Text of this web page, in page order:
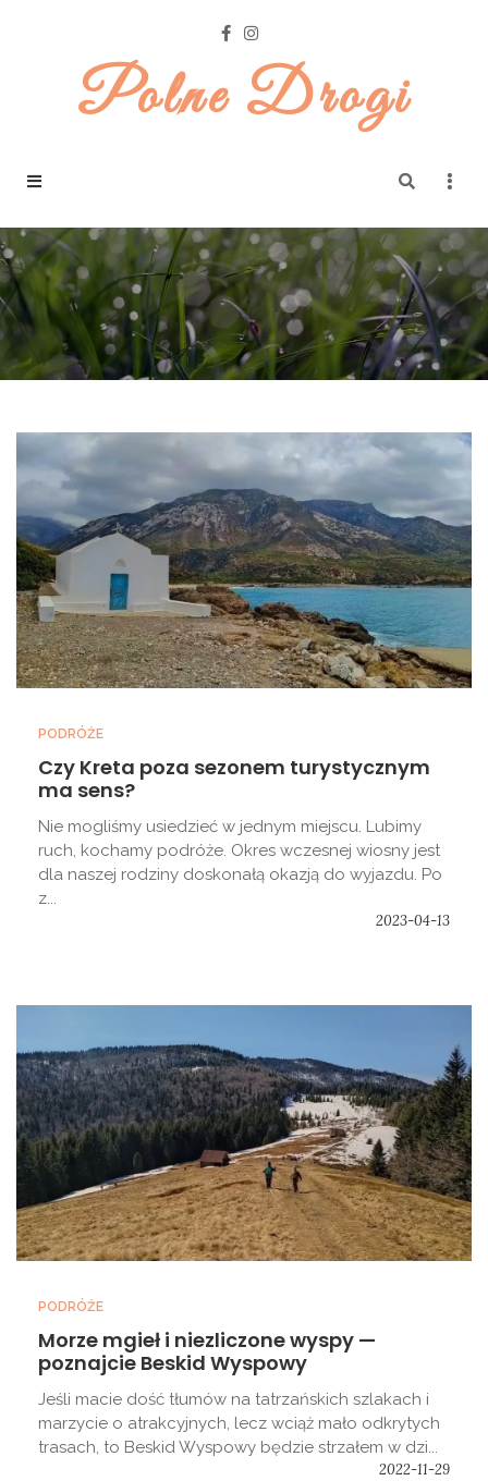
Polne Drogi
PODRÓŻE
Czy Kreta poza sezonem turystycznym
ma sens?
Nie mogliśmy usiedzieć w jednym miejscu. Lubimy
ruch, kochamy podróże. Okres wczesnej wiosny jest
dla naszej rodziny doskonałą okazją do wyjazdu. Po
z...
2023-04-13
PODRÓŻE
Morze mgieł i niezliczone wyspy —
poznajcie Beskid Wyspowy
Jeśli macie dość tłumów na tatrzańskich szlakach i
marzycie o atrakcyjnych, lecz wciąż mało odkrytych
trasach, to Beskid Wyspowy będzie strzałem w dzi...
2022-11-29